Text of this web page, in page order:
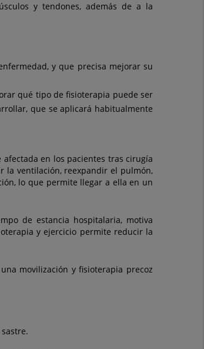
y tendones, además de a la
y que precisa mejorar su
qué tipo de fisioterapia puede ser
que se aplicará habitualmente
en los pacientes tras cirugía
la ventilación, reexpandir el pulmón,
lo que permite llegar a ella en un
de estancia hospitalaria, motiva
y ejercicio permite reducir la
movilización y fisioterapia precoz